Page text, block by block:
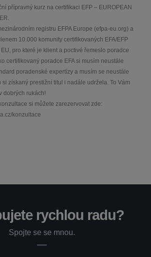
přípravný kurz na certifikaci EFP – EUROPEAN
registru EFPA Europe (efpa-eu.org) a
10.000 komunity certifikovaných EFA/EFP
pro které je klient a poctivé řemeslo poradce
certifikovaný poradce EFA si musím neustále
poradenské expertízy a musím se neustále
si získaný prestižní titul i nadále udržela. To Vám
dobrých rukách!
si můžete zarezervovat zde:
konzultace
rychlou radu?
Spojte se se mnou.